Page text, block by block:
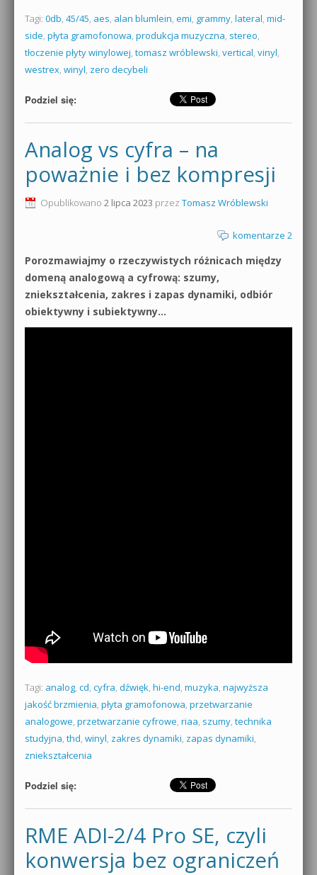
Tagi: 0db, 45/45, aes, alan blumlein, emi, grammy, lateral, mid-
side, płyta gramofonowa, produkcja muzyczna, stereo,
tłoczenie płyty winylowej, tomasz wróblewski, vertical, vinyl,
westrex, winyl, zero decybeli
Podziel się:
Analog vs cyfra – na
poważnie i bez kompresji
Opublikowano 2 lipca 2023 przez Tomasz Wróblewski
komentarze 2
Porozmawiajmy o rzeczywistych różnicach między
domeną analogową a cyfrową: szumy,
zniekształcenia, zakres i zapas dynamiki, odbiór
obiektywny i subiektywny…
Tagi: analog, cd, cyfra, dźwięk, hi-end, muzyka, najwyższa
jakość brzmienia, płyta gramofonowa, przetwarzanie
analogowe, przetwarzanie cyfrowe, riaa, szumy, technika
studyjna, thd, winyl, zakres dynamiki, zapas dynamiki,
zniekształcenia
Podziel się:
RME ADI-2/4 Pro SE, czyli
konwersja bez ograniczeń